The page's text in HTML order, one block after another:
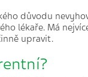
důvodu
lékaře. Má
upravit.